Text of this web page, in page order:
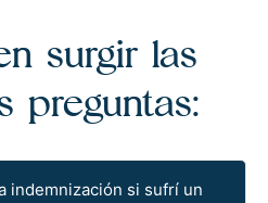
surgir las
preguntas:
indemnización si sufrí un